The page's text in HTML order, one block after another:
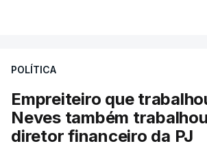
POLÍTICA
Empreiteiro que
Neves também
diretor financeiro da PJ